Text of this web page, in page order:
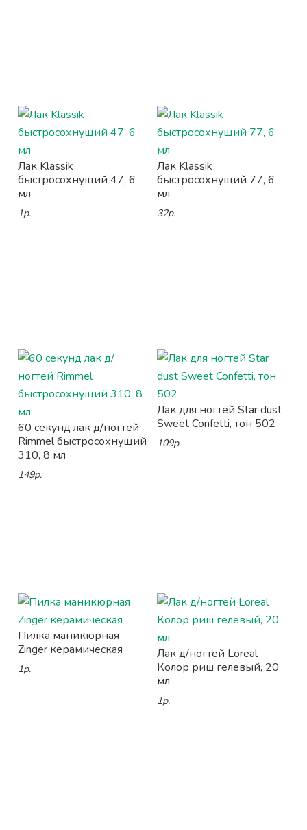
Лак Klassik
быстросохнущий 47, 6
мл
1р.
Лак Klassik
быстросохнущий 77, 6
мл
32р.
60 секунд лак д/ногтей
Rimmel быстросохнущий
310, 8 мл
149р.
Лак для ногтей Star dust
Sweet Confetti, тон 502
109р.
Пилка маникюрная
Zinger керамическая
1р.
Лак д/ногтей Loreal
Колор риш гелевый, 20
мл
1р.